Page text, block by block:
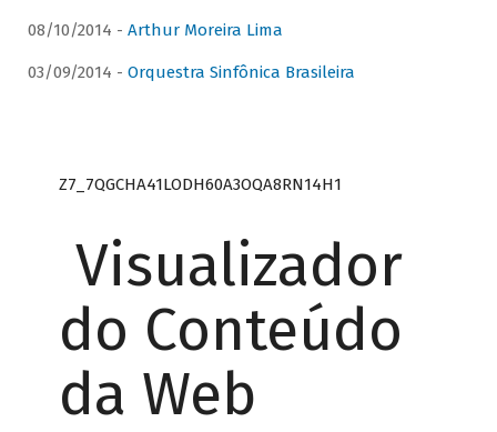
08/10/2014 - Arthur Moreira Lima
03/09/2014 - Orquestra Sinfônica Brasileira
Z7_7QGCHA41LODH60A3OQA8RN14H1
Visualizador
do Conteúdo
da Web